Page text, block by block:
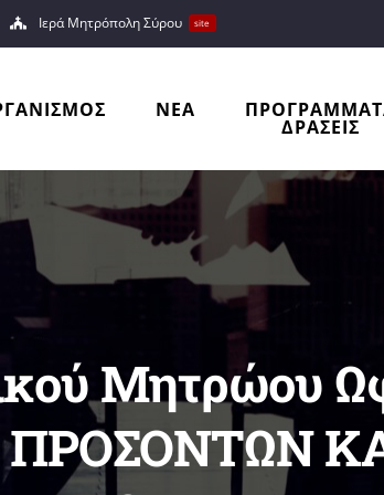
Ιερά Μητρόπολη Σύρου site
ΝΕΑ
ΔΡΑΣΕΙΣ
Μητρώου